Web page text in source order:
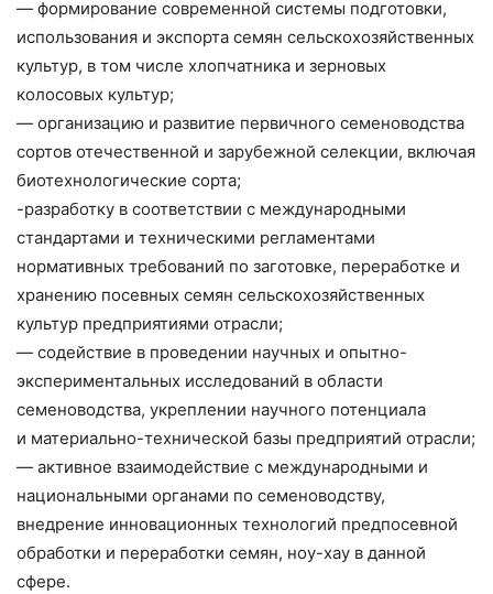
— формирование современной системы подготовки,
использования и экспорта семян сельскохозяйственных
культур, в том числе хлопчатника и зерновых
колосовых культур;
— организацию и развитие первичного семеноводства
сортов отечественной и зарубежной селекции, включая
биотехнологические сорта;
-разработку в соответствии с международными
стандартами и техническими регламентами
нормативных требований по заготовке, переработке и
хранению посевных семян сельскохозяйственных
культур предприятиями отрасли;
— содействие в проведении научных и опытно-
экспериментальных исследований в области
семеноводства, укреплении научного потенциала
и материально-технической базы предприятий отрасли;
— активное взаимодействие с международными и
национальными органами по семеноводству,
внедрение инновационных технологий предпосевной
обработки и переработки семян, ноу-хау в данной
сфере.